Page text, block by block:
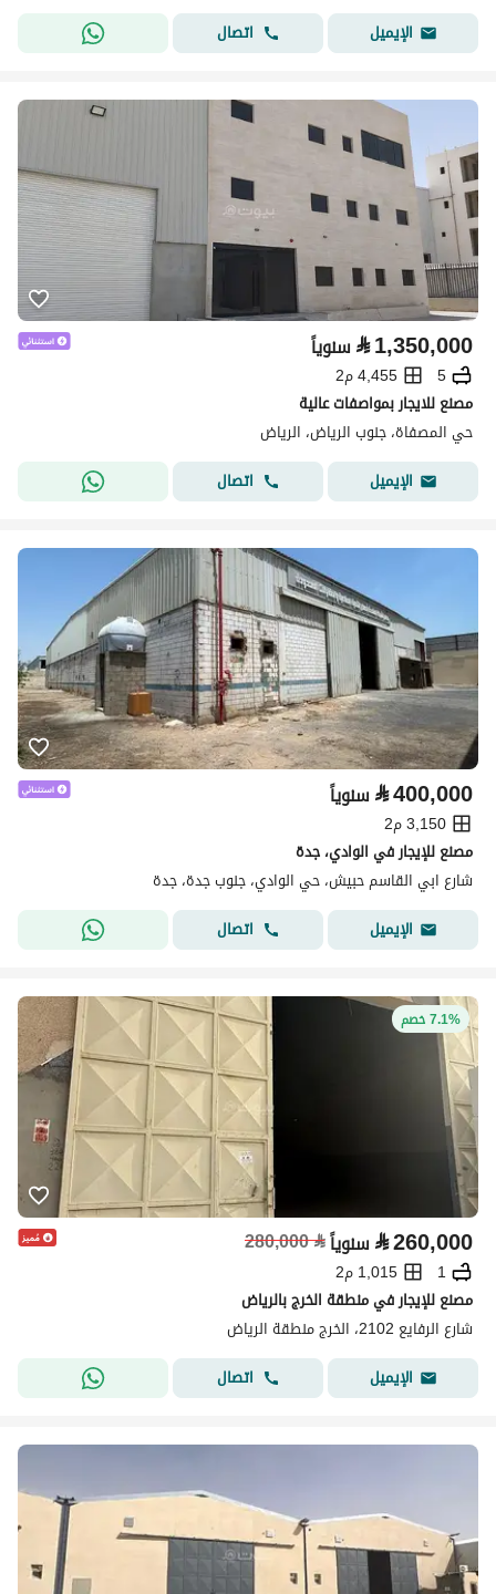
الإيميل
اتصال
⃁1,350,000 سنوياً
5
4,455 م2
مصنع للايجار بمواصفات عالية
حي المصفاة، جنوب الرياض، الرياض
الإيميل
اتصال
⃁400,000 سنوياً
3,150 م2
مصنع للإيجار في الوادي، جدة
شارع ابي القاسم حبيش، حي الوادي، جنوب جدة، جدة
الإيميل
اتصال
7.1% خصم
⃁260,000 سنوياً⃁
280,000
1
1,015 م2
مصنع للإيجار في منطقة الخرج بالرياض
شارع الرفايع 2102، الخرج منطقة الرياض
الإيميل
اتصال